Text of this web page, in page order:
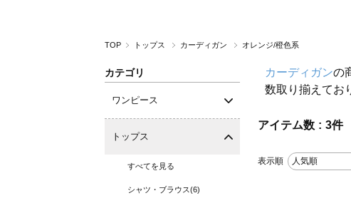
TOP トップス カーディガン オレンジ/橙色系
カテゴリ
ワンピース
トップス
すべてを見る
シャツ・ブラウス(6)
カーディガンの
数取り揃えてお
アイテム数 3件
表示順 人気順